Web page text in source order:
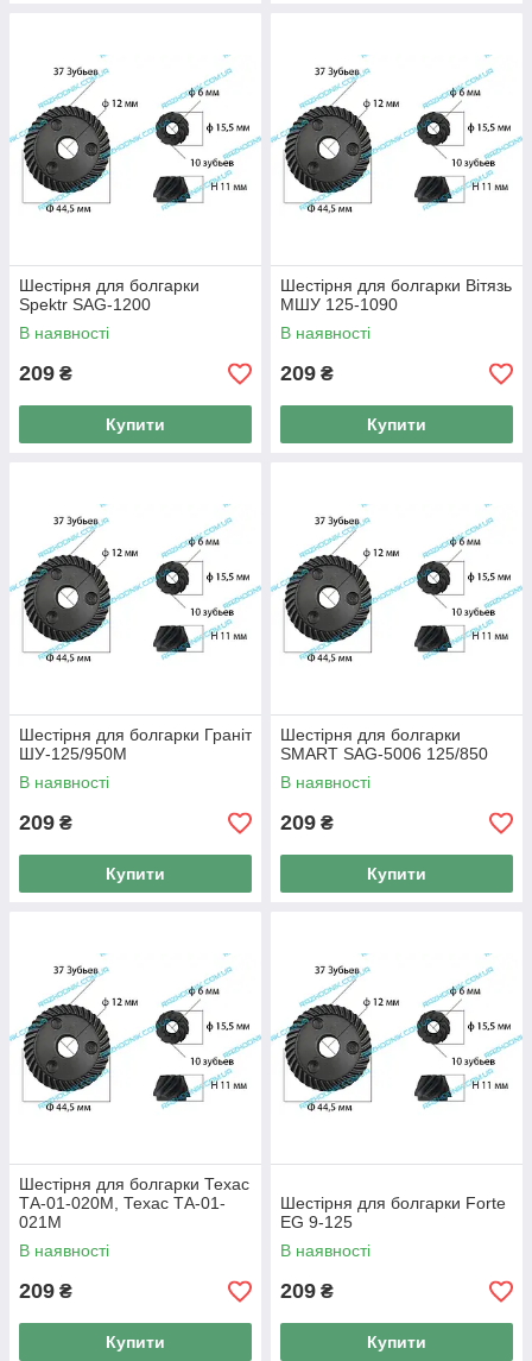
Шестірня для болгарки
Spektr SAG-1200
В наявності
209 ₴
Купити
Шестірня для болгарки Вітязь
МШУ 125-1090
В наявності
209 ₴
Купити
Шестірня для болгарки Граніт
ШУ-125/950М
В наявності
209 ₴
Купити
Шестірня для болгарки
SMART SAG-5006 125/850
В наявності
209 ₴
Купити
Шестірня для болгарки Техас
ТА-01-020М, Техас ТА-01-
021М
В наявності
209 ₴
Купити
Шестірня для болгарки Forte
EG 9-125
В наявності
209 ₴
Купити